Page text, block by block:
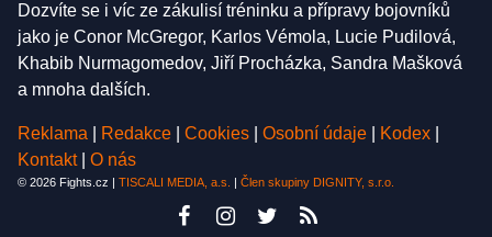
Dozvíte se i víc ze zákulisí tréninku a přípravy bojovníků
jako je Conor McGregor, Karlos Vémola, Lucie Pudilová,
Khabib Nurmagomedov, Jiří Procházka, Sandra Mašková
a mnoha dalších.
Reklama Redakce Cookies Osobní údaje Kodex
Kontakt
O nás
© 2026 Fights.cz | TISCALI MEDIA, a.s. | Člen skupiny DIGNITY, s.r.o.